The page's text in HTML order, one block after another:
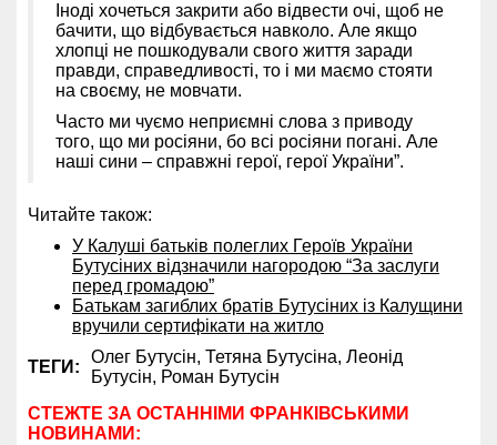
Іноді хочеться закрити або відвести очі, щоб не
бачити, що відбувається навколо. Але якщо
хлопці не пошкодували свого життя заради
правди, справедливості, то і ми маємо стояти
на своєму, не мовчати.
Часто ми чуємо неприємні слова з приводу
того, що ми росіяни, бо всі росіяни погані. Але
наші сини – справжні герої, герої України”.
Читайте також:
У Калуші батьків полеглих Героїв України
Бутусіних відзначили нагородою “За заслуги
перед громадою”
Батькам загиблих братів Бутусіних із Калущини
вручили сертифікати на житло
ТЕГИ:
Олег Бутусін, Тетяна Бутусіна, Леонід
Бутусін, Роман Бутусін
СТЕЖТЕ ЗА ОСТАННІМИ ФРАНКІВСЬКИМИ
НОВИНАМИ: